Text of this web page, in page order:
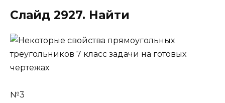
Слайд 2927. Найти
№3